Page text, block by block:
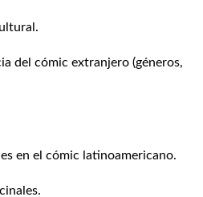
del cómic extranjero (géneros,
en el cómic latinoamericano.